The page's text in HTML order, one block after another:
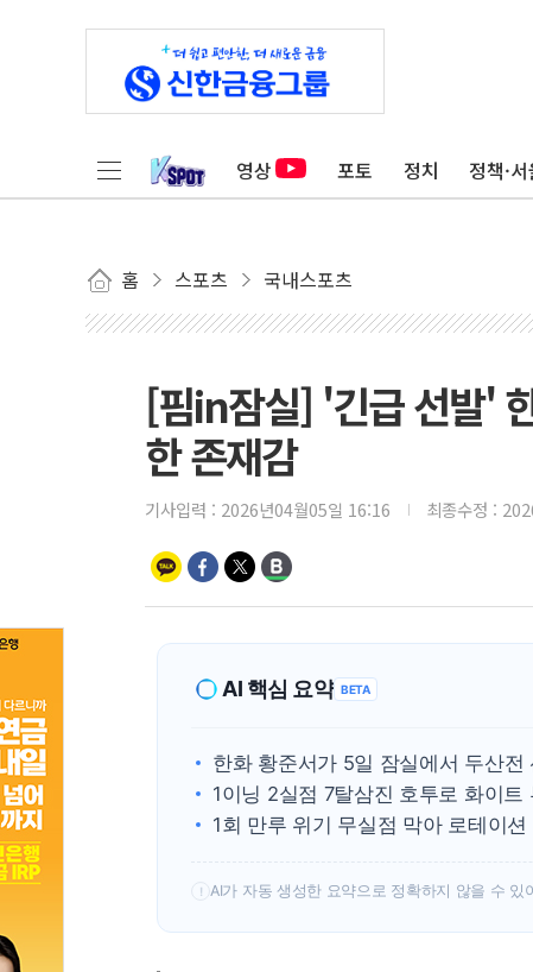
영상 포토 정치 정책·
홈 스포츠 국내스포츠
[핌in잠실] '긴급 선발'
한 존재감
기사입력 : 2026년04월05일 16:16 최종수정 :
AI 핵심 요약 BETA
한화 황준서가 5일 잠실에서 두산전
1이닝 2실점 7탈삼진 호투로 화이트
1회 만루 위기 무실점 막아 로테이
! AI가 자동 생성한 요약으로 정확하지 않을 수 있